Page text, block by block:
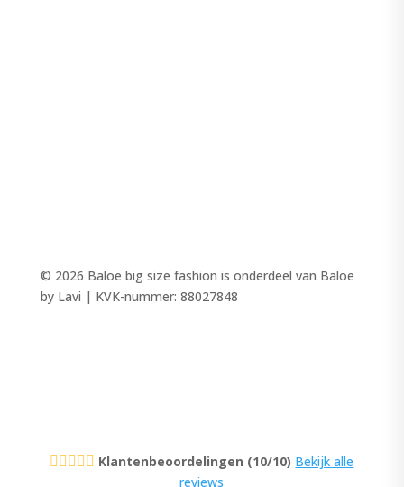
© 2026 Baloe big size fashion is onderdeel van Baloe
by Lavi | KVK-nummer: 88027848
     Klantenbeoordelingen (10/10) Bekijk alle
reviews